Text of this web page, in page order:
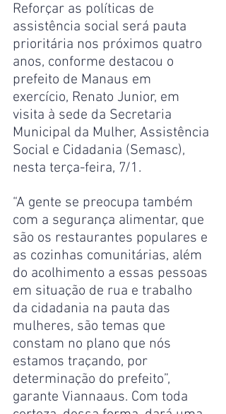
Reforçar as políticas de
assistência social será pauta
prioritária nos próximos quatro
anos, conforme destacou o
prefeito de Manaus em
exercício, Renato Junior, em
visita à sede da Secretaria
Municipal da Mulher, Assistência
Social e Cidadania (Semasc),
nesta terça-feira, 7/1.
“A gente se preocupa também
com a segurança alimentar, que
são os restaurantes populares e
as cozinhas comunitárias, além
do acolhimento a essas pessoas
em situação de rua e trabalho
da cidadania na pauta das
mulheres, são temas que
constam no plano que nós
estamos traçando, por
determinação do prefeito”,
garante Viannaaus. Com toda